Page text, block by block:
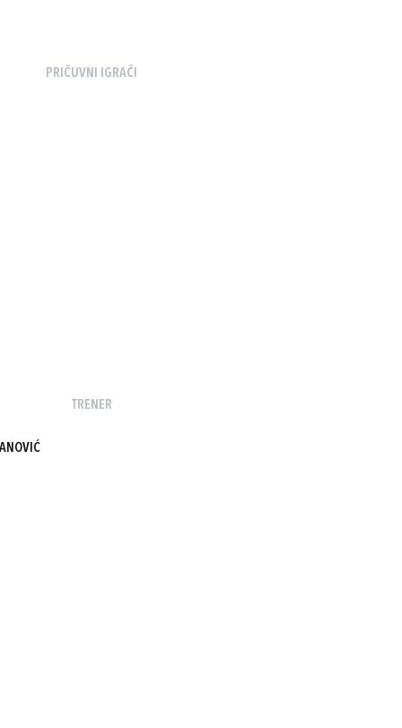
PRIČUVNI IGRAČI
TRENER